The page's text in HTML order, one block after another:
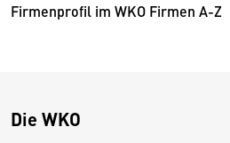
Firmenprofil im WKO Firmen A-Z
Die WKO